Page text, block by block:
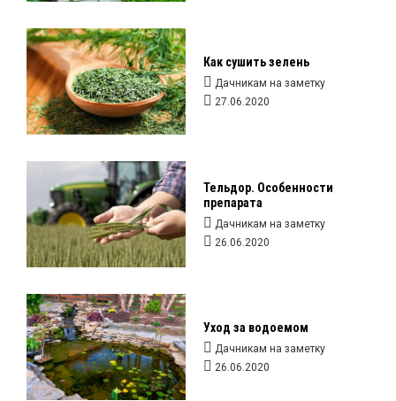
Как сушить зелень
Дачникам на заметку
27.06.2020
Тельдор. Особенности
препарата
Дачникам на заметку
26.06.2020
Уход за водоемом
Дачникам на заметку
26.06.2020